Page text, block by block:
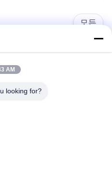
모든
산업용 롤러
산업용 벨트
AM
looking for?